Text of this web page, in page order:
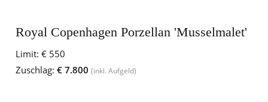
Royal Copenhagen Porzellan 'Musselmalet'
Limit: € 550
Zuschlag: € 7.800 (inkl. Aufgeld)